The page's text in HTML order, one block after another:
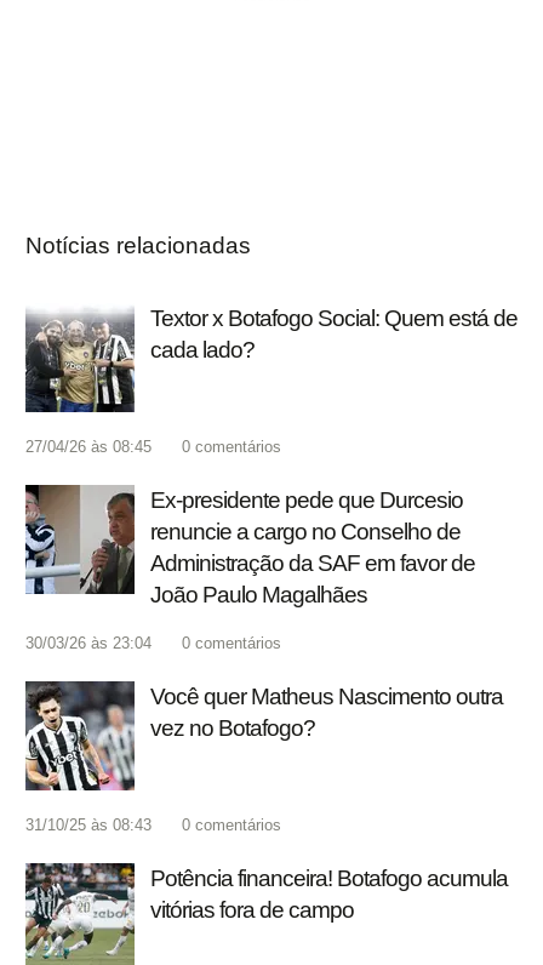
Notícias relacionadas
Textor x Botafogo Social: Quem está de
cada lado?
27/04/26 às 08:45 0 comentários
Ex-presidente pede que Durcesio
renuncie a cargo no Conselho de
Administração da SAF em favor de
João Paulo Magalhães
30/03/26 às 23:04 0 comentários
Você quer Matheus Nascimento outra
vez no Botafogo?
31/10/25 às 08:43 0 comentários
Potência financeira! Botafogo acumula
vitórias fora de campo